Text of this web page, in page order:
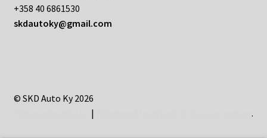
+358 40 6861530
skdautoky@gmail.com
© SKD Auto Ky 2026
.